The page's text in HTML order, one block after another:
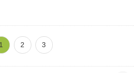
1 2 3